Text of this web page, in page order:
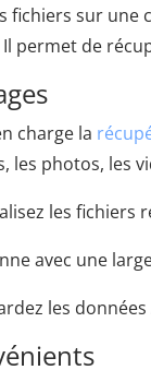
fichiers sur une
permet de
charge la
les photos, les
les fichiers
avec une
les